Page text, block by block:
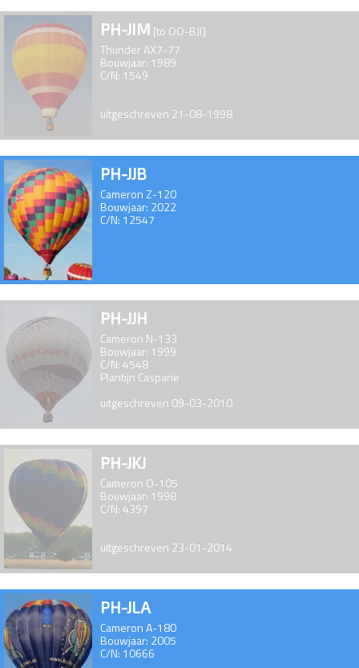
PH-JIM [to OO-BJI]
Thunder AX7-77
Bouwjaar: 1989
C/N: 1549
uitgeschreven 21-08-1998
PH-JJB
Cameron Z-120
Bouwjaar: 2022
C/N: 12547
PH-JJH
Cameron N-133
Bouwjaar: 1999
C/N: 4548
Plantijn Casparie
uitgeschreven 09-03-2010
PH-JKJ
Cameron O-105
Bouwjaar: 1998
C/N: 4397
uitgeschreven 23-01-2014
PH-JLA
Cameron A-180
Bouwjaar: 2005
C/N: 10666